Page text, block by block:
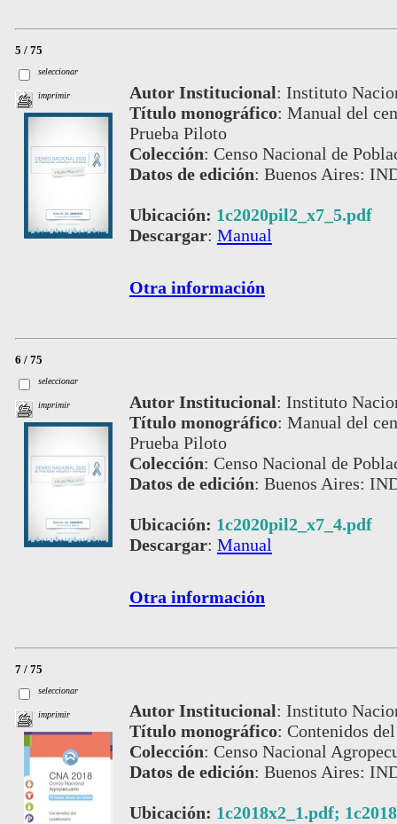
5 / 75
seleccionar
imprimir Autor Institucional: Instituto
Título monográfico: Manual del
Prueba Piloto
Colección: Censo Nacional de
Datos de edición: Buenos Aires:
Ubicación: 1c2020pil2_x7_5.pdf
Descargar: Manual
Otra información
6 / 75
seleccionar
imprimir Autor Institucional: Instituto
Título monográfico: Manual del
Prueba Piloto
Colección: Censo Nacional de
Datos de edición: Buenos Aires:
Ubicación: 1c2020pil2_x7_4.pdf
Descargar: Manual
Otra información
7 / 75
seleccionar
imprimir Autor Institucional: Instituto
Título monográfico: Contenidos
Colección: Censo Nacional
Datos de edición: Buenos Aires:
Ubicación: 1c2018x2_1.pdf;